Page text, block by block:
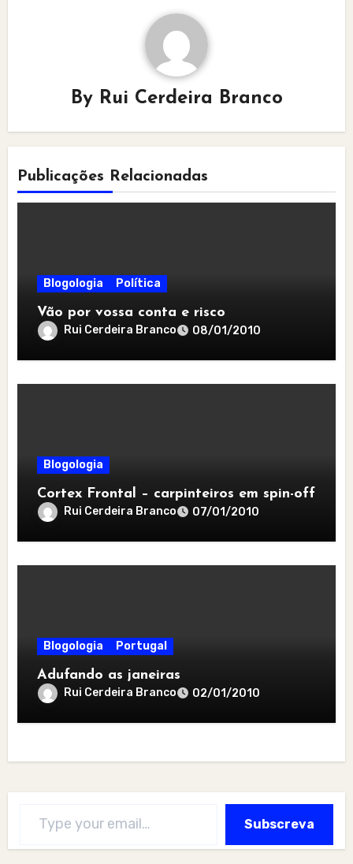
By Rui Cerdeira Branco
Publicações Relacionadas
Blogologia Política
Vão por vossa conta e risco
Rui Cerdeira Branco 08/01/2010
Blogologia
Cortex Frontal – carpinteiros em spin-off
Rui Cerdeira Branco 07/01/2010
Blogologia Portugal
Adufando as janeiras
Rui Cerdeira Branco 02/01/2010
Subscreva